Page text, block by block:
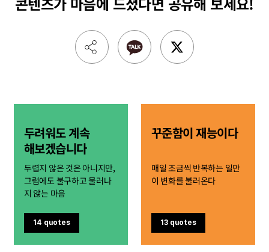
두려워도 계속
해보겠습니다
두렵지 않은 것은 아니지만,
그럼에도 불구하고 물러나
지 않는 마음
14 quotes
꾸준함이 재능이다
매일 조금씩 반복하는 일만
이 변화를 불러온다
13 quotes